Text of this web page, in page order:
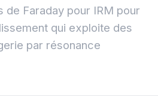
de Faraday pour IRM pour
qui exploite des
par résonance